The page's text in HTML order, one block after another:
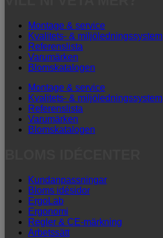
Montage & service
Kvalitets- & miljöledningssystem
Referenslista
Varumärken
Blomskatalogen
Montage & service
Kvalitets- & miljöledningssystem
Referenslista
Varumärken
Blomskatalogen
Kundanpassningar
Bloms idésidor
ErgoLab
Ergonomi
Regler & CE-märkning
Arbetssätt